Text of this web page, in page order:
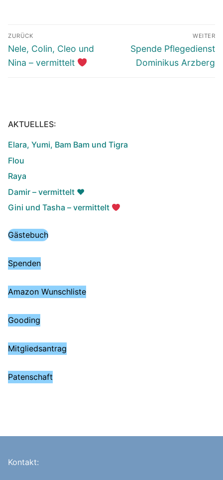
Beitragsnavigation
ZURÜCK
Vorheriger
Beitrag:
Nele, Colin, Cleo und
Nina – vermittelt
WEITER
Nächster
Beitrag:
Spende Pflegedienst
Dominikus Arzberg
AKTUELLES:
Elara, Yumi, Bam Bam und Tigra
Flou
Raya
Damir – vermittelt ♥️
Gini und Tasha – vermittelt
Gästebuch
Spenden
Amazon Wunschliste
Gooding
Mitgliedsantrag
Patenschaft
Kontakt: